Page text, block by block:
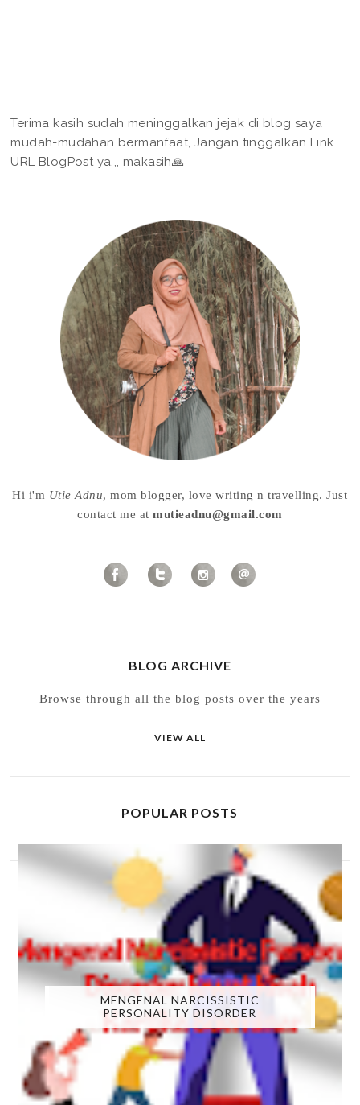
Terima kasih sudah meninggalkan jejak di blog saya
mudah-mudahan bermanfaat, Jangan tinggalkan Link
URL BlogPost ya,,, makasih🙏
Hi i'm Utie Adnu, mom blogger, love writing n travelling. Just
contact me atmutieadnu@gmail.com
BLOG ARCHIVE
Browse through all the blog posts over the years
VIEW ALL
POPULAR POSTS
MENGENAL NARCISSISTIC
PERSONALITY DISORDER